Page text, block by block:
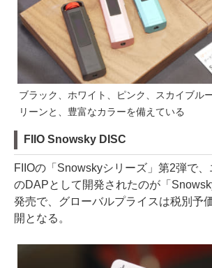
ブラック、ホワイト、ピンク、スカイブル
リーンと、豊富なカラーを備えている
FIIO Snowsky DISC
FIIOの「Snowskyシリーズ」第2弾で
のDAPとして開発されたのが「
発売で、グローバルプライスは税別予
開となる。